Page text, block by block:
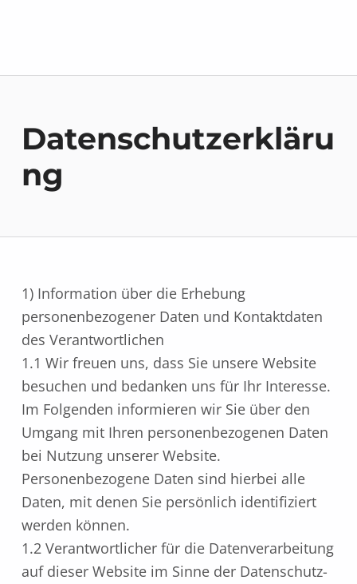
Datenschutzerkläru
ng
1) Information über die Erhebung
personenbezogener Daten und Kontaktdaten
des Verantwortlichen
1.1 Wir freuen uns, dass Sie unsere Website
besuchen und bedanken uns für Ihr Interesse.
Im Folgenden informieren wir Sie über den
Umgang mit Ihren personenbezogenen Daten
bei Nutzung unserer Website.
Personenbezogene Daten sind hierbei alle
Daten, mit denen Sie persönlich identifiziert
werden können.
1.2 Verantwortlicher für die Datenverarbeitung
auf dieser Website im Sinne der Datenschutz-